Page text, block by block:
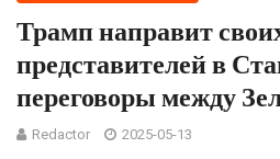
Трамп направит
представителей в
переговоры между
Redactor 2025-05-13